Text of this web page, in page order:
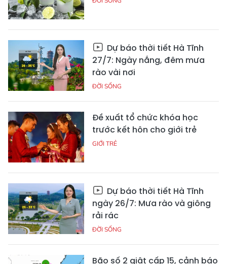
Dự báo thời tiết Hà Tĩnh
27/7: Ngày nắng, đêm mưa
rào vài nơi
ĐỜI SỐNG
Đề xuất tổ chức khóa học
trước kết hôn cho giới trẻ
GIỚI TRẺ
Dự báo thời tiết Hà Tĩnh
ngày 26/7: Mưa rào và giông
rải rác
ĐỜI SỐNG
Bão số 2 giật cấp 15, cảnh báo